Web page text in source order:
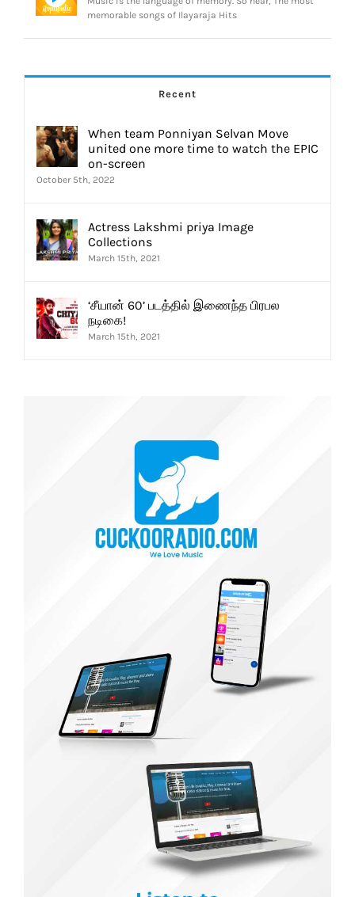
memorable songs of Ilayaraja Hits
Recent
When team Ponniyan Selvan Move
united one more time to watch the EPIC
on-screen
October 5th, 2022
Actress Lakshmi priya Image
Collections
March 15th, 2021
‘சீயான் 60’ படத்தில் இணைந்த பிரபல
நடிகை!
March 15th, 2021